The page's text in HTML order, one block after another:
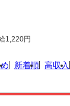
1,220円
新着順 高収入